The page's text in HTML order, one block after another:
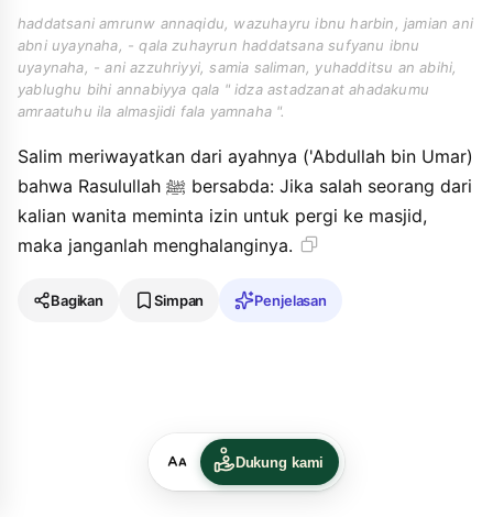
haddatsani amrunw annaqidu, wazuhayru ibnu harbin, jamian ani
abni uyaynaha, - qala zuhayrun haddatsana sufyanu ibnu
uyaynaha, - ani azzuhriyyi, samia saliman, yuhadditsu an abihi,
yablughu bihi annabiyya qala " idza astadzanat ahadakumu
amraatuhu ila almasjidi fala yamnaha ".
Salim meriwayatkan dari ayahnya ('Abdullah bin Umar)
bahwa Rasulullah ﷺ bersabda: Jika salah seorang dari
kalian wanita meminta izin untuk pergi ke masjid,
maka janganlah menghalanginya.
Bagikan Simpan Penjelasan
Dukung kami